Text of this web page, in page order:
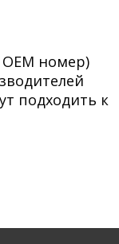
ОЕМ номер)
подходить к